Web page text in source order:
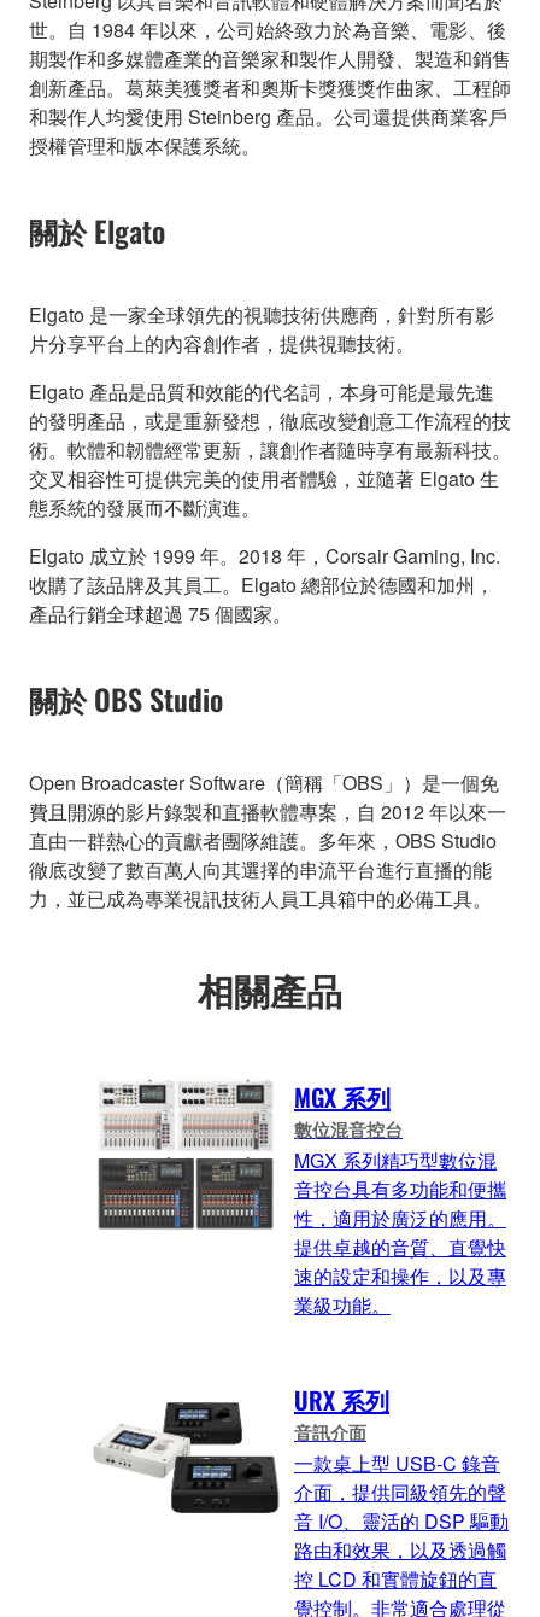
世。自 1984 年以來，公司始終致力於為音樂、電影、後
期製作和多媒體產業的音樂家和製作人開發、製造和銷售
創新產品。葛萊美獲獎者和奧斯卡獎獲獎作曲家、工程師
和製作人均愛使用 Steinberg 產品。公司還提供商業客戶
授權管理和版本保護系統。
關於 Elgato
Elgato 是一家全球領先的視聽技術供應商，針對所有影
片分享平台上的內容創作者，提供視聽技術。
Elgato 產品是品質和效能的代名詞，本身可能是最先進
的發明產品，或是重新發想，徹底改變創意工作流程的技
術。軟體和韌體經常更新，讓創作者隨時享有最新科技。
交叉相容性可提供完美的使用者體驗，並隨著 Elgato 生
態系統的發展而不斷演進。
Elgato 成立於 1999 年。2018 年，Corsair Gaming, Inc.
收購了該品牌及其員工。Elgato 總部位於德國和加州，
產品行銷全球超過 75 個國家。
關於 OBS Studio
Open Broadcaster Software（簡稱「OBS」）是一個免
費且開源的影片錄製和直播軟體專案，自 2012 年以來一
直由一群熱心的貢獻者團隊維護。多年來，OBS Studio
徹底改變了數百萬人向其選擇的串流平台進行直播的能
力，並已成為專業視訊技術人員工具箱中的必備工具。
相關產品
MGX 系列
數位混音控台
MGX 系列精巧型數位混
音控台具有多功能和便攜
性，適用於廣泛的應用。
提供卓越的音質、直覺快
速的設定和操作，以及專
業級功能。
URX 系列
音訊介面
一款桌上型 USB-C 錄音
介面，提供同級領先的聲
音 I/O、靈活的 DSP 驅動
路由和效果，以及透過觸
控 LCD 和實體旋鈕的直
覺控制。非常適合處理從